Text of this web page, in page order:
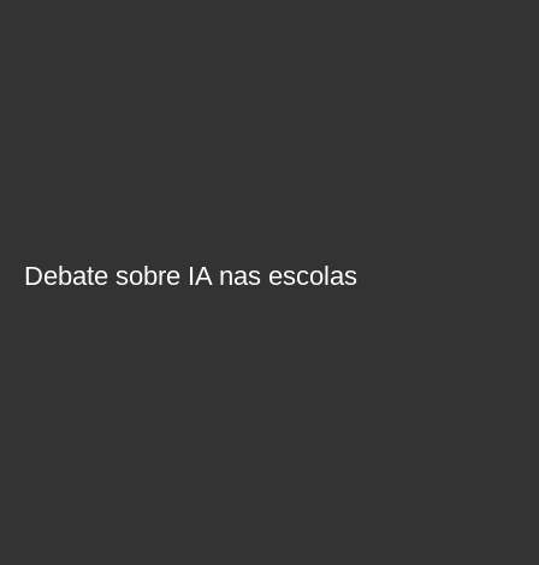
Debate sobre IA nas escolas